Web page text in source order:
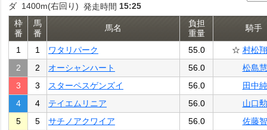
ダ 1400m(右回り) 発走時間 15:25
枠
番
馬
番
馬名
負担
重量
騎手
1 1 ワタリパーク 55.0 ☆ 村松翔
2
2 オーシャンハート 56.0
松島慧
3
3 スターペスゲンズイ 56.0
田中純
4
4 テイエムリニア 56.0
山口勲
5
5 サチノアクワイア 56.0
佐藤智